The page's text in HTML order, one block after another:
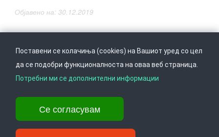
Објавено на: 30.12.2019
Врати се горе Следете не на
Ул. Даме Груев 14, Катна гаража Беко на 1-виот кат, 1000 Скопје,
Тел: +389 2 3103 601 (641), Факс: +389 2 3137 149 |
Поставени се колачиња (cookies) на Вашиот уред со цел
да се подобри функционалноста на оваа веб страница.
Потребни ми се дополнителни информации
Се согласувам